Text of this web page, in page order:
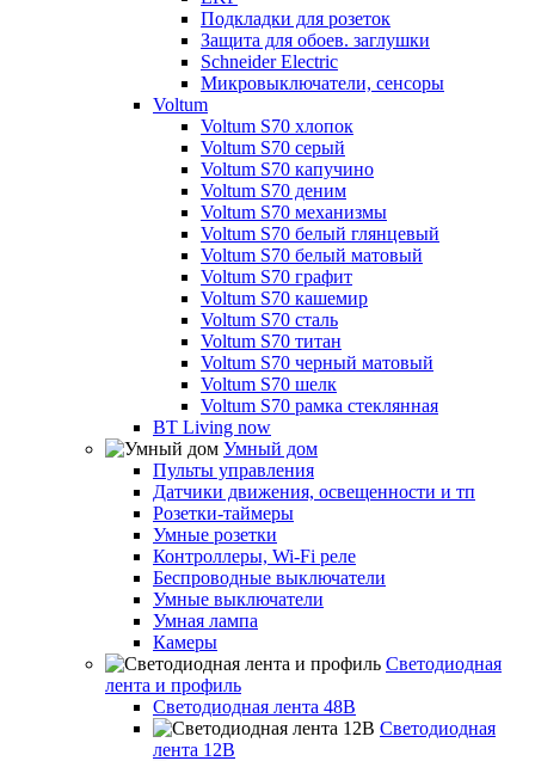
Подкладки для розеток
Защита для обоев. заглушки
Schneider Electric
Микровыключатели, сенсоры
Voltum
Voltum S70 хлопок
Voltum S70 серый
Voltum S70 капучино
Voltum S70 деним
Voltum S70 механизмы
Voltum S70 белый глянцевый
Voltum S70 белый матовый
Voltum S70 графит
Voltum S70 кашемир
Voltum S70 сталь
Voltum S70 титан
Voltum S70 черный матовый
Voltum S70 шелк
Voltum S70 рамка стеклянная
BT Living now
Умный дом
Пульты управления
Датчики движения, освещенности и тп
Розетки-таймеры
Умные розетки
Контроллеры, Wi-Fi реле
Беспроводные выключатели
Умные выключатели
Умная лампа
Камеры
Светодиодная
лента и профиль
Светодиодная лента 48В
Светодиодная
лента 12В